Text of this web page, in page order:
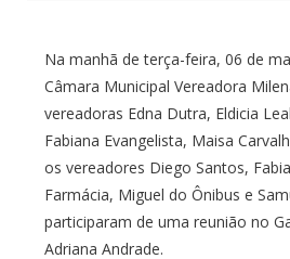
Na manhã de terça-feira, 06 de
Câmara Municipal Vereadora
vereadoras Edna Dutra, Eldicia
Fabiana Evangelista, Maisa
os vereadores Diego Santos,
Farmácia, Miguel do Ônibus e
participaram de uma reunião no
Adriana Andrade.